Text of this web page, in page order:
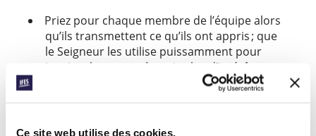
Ce site web utilise des cookies.
Priez pour chaque membre de l’équipe alors
qu’ils transmettent ce qu’ils ont appris ; que
le Seigneur les utilise puissamment pour
inspirer les autres à avoir plus d’intérêt pour
l’œuvre de Dieu sur les campus autour du
Priez pour Urbana25 organisé par